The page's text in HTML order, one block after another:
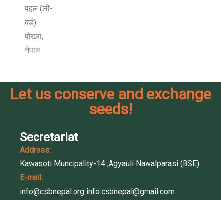
पहल (ली-
बर्ड)
पोखरा,
नेपाल
Let us conserve and exchange
seeds!
Secretariat
Address:
Kawasoti Muncipality-14 ,Agyauli Nawalparasi (BSE)
E-mail:
info@csbnepal.org info.csbnepal@gmail.com